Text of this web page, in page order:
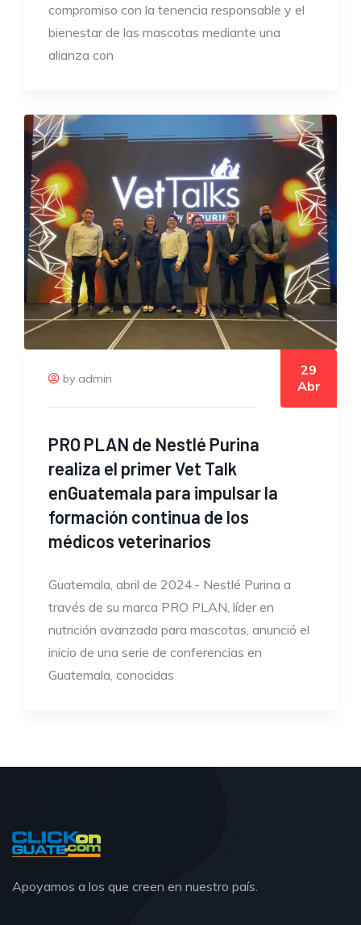
compromiso con la tenencia responsable y el
bienestar de las mascotas mediante una
alianza con
by admin
29
Abr
PRO PLAN de Nestlé Purina
realiza el primer Vet Talk
enGuatemala para impulsar la
formación continua de los
médicos veterinarios
Guatemala, abril de 2024.- Nestlé Purina a
través de su marca PRO PLAN, líder en
nutrición avanzada para mascotas, anunció el
inicio de una serie de conferencias en
Guatemala, conocidas
Apoyamos a los que creen en nuestro país.